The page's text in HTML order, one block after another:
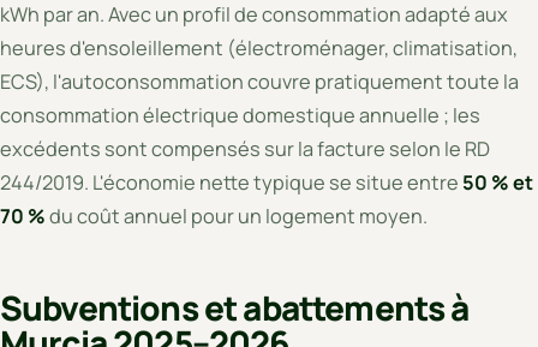
kWh par an. Avec un profil de consommation adapté aux
heures d'ensoleillement (électroménager, climatisation,
ECS), l'autoconsommation couvre pratiquement toute la
consommation électrique domestique annuelle ; les
excédents sont compensés sur la facture selon le RD
244/2019. L'économie nette typique se situe entre 50 % et
70 %du coût annuel pour un logement moyen.
Subventions et abattements à